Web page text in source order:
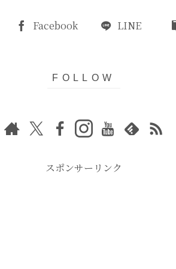
Facebook LINE
スポンサーリンク